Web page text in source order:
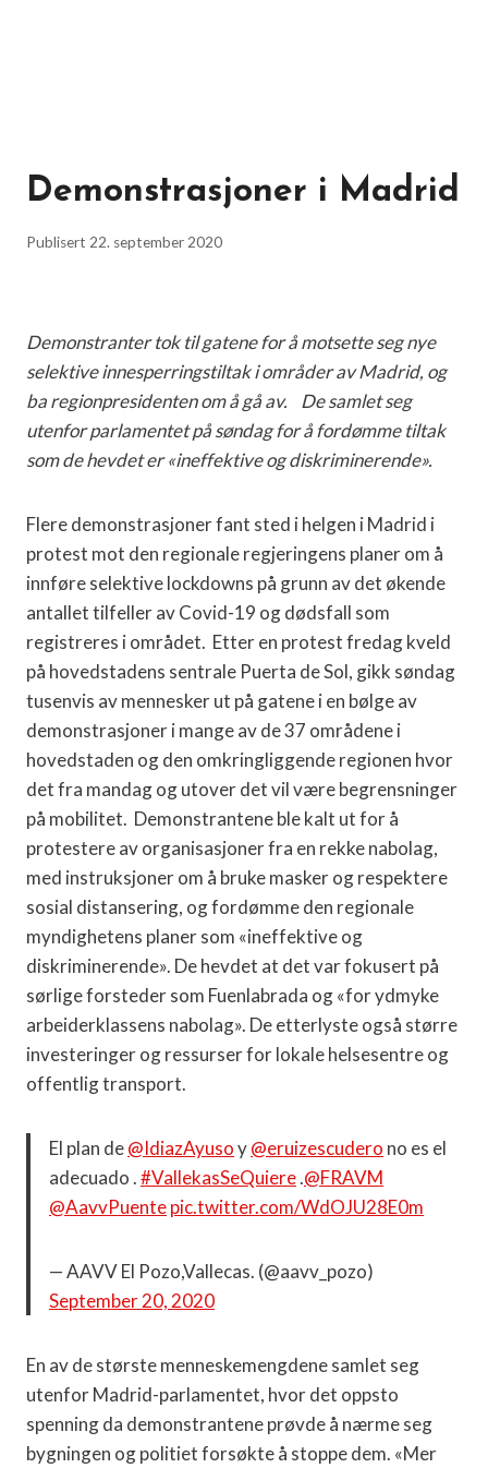
Demonstrasjoner i Madrid
Publisert 22. september 2020
Demonstranter tok til gatene for å motsette seg nye
selektive innesperringstiltak i områder av Madrid, og
ba regionpresidenten om å gå av. De samlet seg
utenfor parlamentet på søndag for å fordømme tiltak
som de hevdet er «ineffektive og diskriminerende».
Flere demonstrasjoner fant sted i helgen i Madrid i
protest mot den regionale regjeringens planer om å
innføre selektive lockdowns på grunn av det økende
antallet tilfeller av Covid-19 og dødsfall som
registreres i området. Etter en protest fredag ​​kveld
på hovedstadens sentrale Puerta de Sol, gikk søndag
tusenvis av mennesker ut på gatene i en bølge av
demonstrasjoner i mange av de 37 områdene i
hovedstaden og den omkringliggende regionen hvor
det fra mandag og utover det vil være begrensninger
på mobilitet. Demonstrantene ble kalt ut for å
protestere av organisasjoner fra en rekke nabolag,
med instruksjoner om å bruke masker og respektere
sosial distansering, og fordømme den regionale
myndighetens planer som «ineffektive og
diskriminerende». De hevdet at det var fokusert på
sørlige forsteder som Fuenlabrada og «for ydmyke
arbeiderklassens nabolag». De etterlyste også større
investeringer og ressurser for lokale helsesentre og
offentlig transport.
El plan de@IdiazAyusoy@eruizescudero no es el
adecuado .#VallekasSeQuiere.@FRAVM
@AavvPuentepic.twitter.com/WdOJU28E0m
— AAVV El Pozo,Vallecas. (@aavv_pozo)
September 20, 2020
En av de største menneskemengdene samlet seg
utenfor Madrid-parlamentet, hvor det oppsto
spenning da demonstrantene prøvde å nærme seg
bygningen og politiet forsøkte å stoppe dem. «Mer